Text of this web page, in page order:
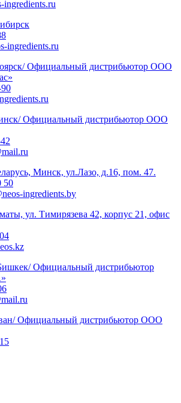
ingredients.ru
ingredients.ru
Официальный дистрибьютор ООО
Официальный дистрибьютор ООО
Минск, ул.Лазо, д.16, пом. 47.
50
ingredients.by
ул. Тимирязева 42, корпус 21, офис
Официальный дистрибьютор
Официальный дистрибьютор ООО